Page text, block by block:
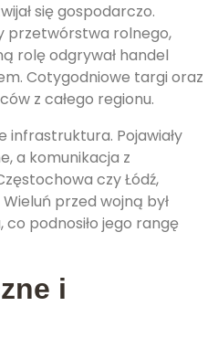
się gospodarczo.
przetwórstwa rolnego,
rolę odgrywał handel
Cotygodniowe targi oraz
z całego regionu.
infrastruktura. Pojawiały
a komunikacja z
czy Łódź,
przed wojną był
podnosiło jego rangę
i